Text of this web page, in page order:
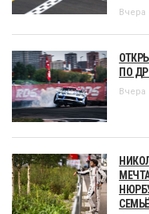
Вчера
ПО
Вчера